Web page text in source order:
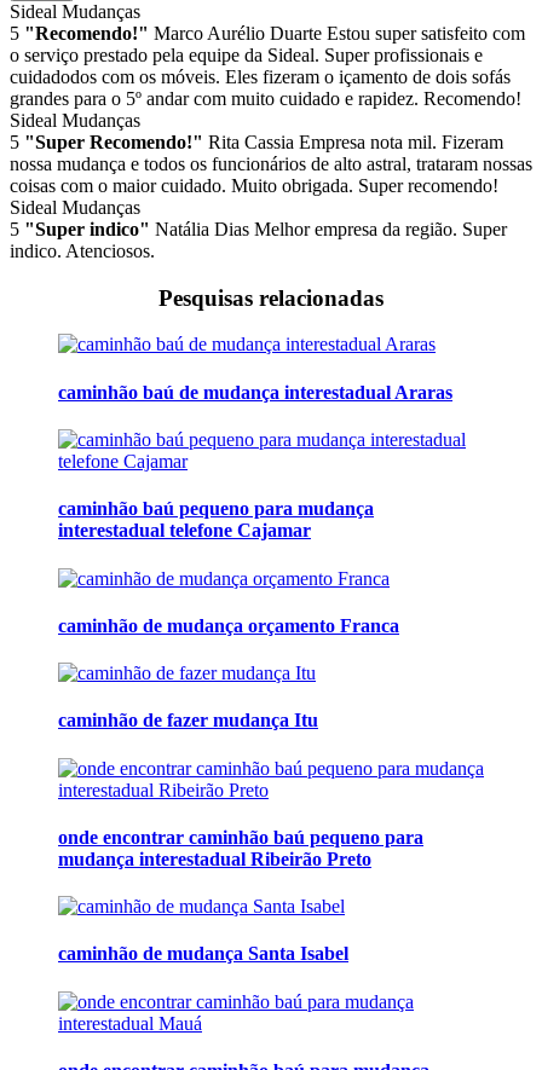
Sideal Mudanças
5 "Recomendo!" Marco Aurélio Duarte Estou super satisfeito com
o serviço prestado pela equipe da Sideal. Super profissionais e
cuidadodos com os móveis. Eles fizeram o içamento de dois sofás
grandes para o 5º andar com muito cuidado e rapidez. Recomendo!
Sideal Mudanças
5 "Super Recomendo!" Rita Cassia Empresa nota mil. Fizeram
nossa mudança e todos os funcionários de alto astral, trataram nossas
coisas com o maior cuidado. Muito obrigada. Super recomendo!
Sideal Mudanças
5 "Super indico" Natália Dias Melhor empresa da região. Super
indico. Atenciosos.
Pesquisas relacionadas
caminhão baú de mudança interestadual Araras
caminhão baú pequeno para mudança
interestadual telefone Cajamar
caminhão de mudança orçamento Franca
caminhão de fazer mudança Itu
onde encontrar caminhão baú pequeno para
mudança interestadual Ribeirão Preto
caminhão de mudança Santa Isabel